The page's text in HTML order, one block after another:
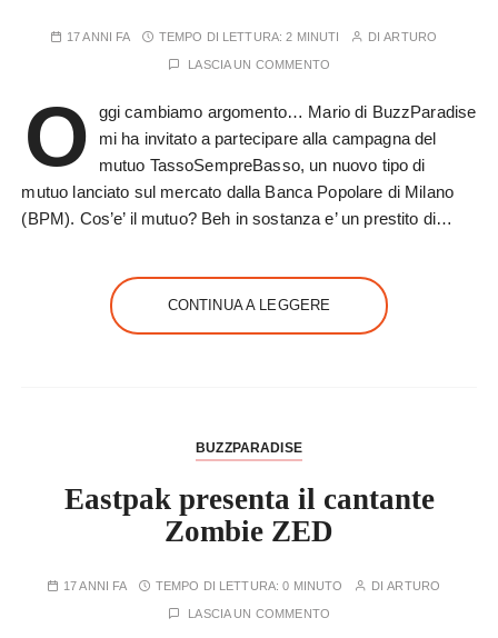
17 ANNI FA TEMPO DI LETTURA:2 MINUTI DIARTURO
LASCIA UN COMMENTO
O
ggi cambiamo argomento… Mario di BuzzParadise
mi ha invitato a partecipare alla campagna del
mutuo TassoSempreBasso, un nuovo tipo di
mutuo lanciato sul mercato dalla Banca Popolare di Milano
(BPM). Cos’e’ il mutuo? Beh in sostanza e’ un prestito di…
CONTINUA A LEGGERE
BUZZPARADISE
Eastpak presenta il cantante
Zombie ZED
17 ANNI FA TEMPO DI LETTURA:0 MINUTO DIARTURO
LASCIA UN COMMENTO